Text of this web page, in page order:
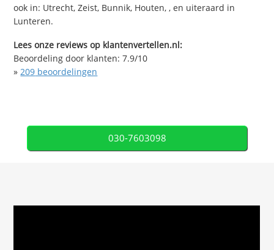
ook in: Utrecht, Zeist, Bunnik, Houten, , en uiteraard in
Lunteren.
Lees onze reviews op klantenvertellen.nl:
Beoordeling door klanten:7.9/10
» 209 beoordelingen
030-7603098